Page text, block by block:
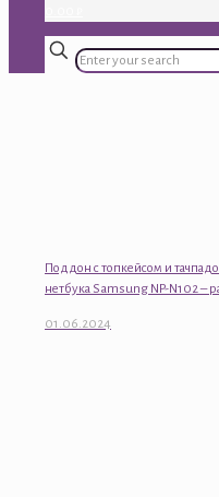
Поддон с топкейсом и
нетбука Samsung NP-N102 –
01.06.2024